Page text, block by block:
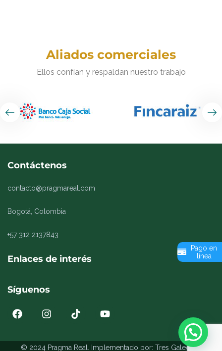
Aliados comerciales
Ellos confían y respaldan nuestro trabajo
Contáctenos
contacto@pragmareal.com
Bogotá, Colombia
+57 312 2137843
Enlaces de interés
Síguenos
© 2024 Pragma Real. Implementado por: Tres Galeones
Pago en
línea